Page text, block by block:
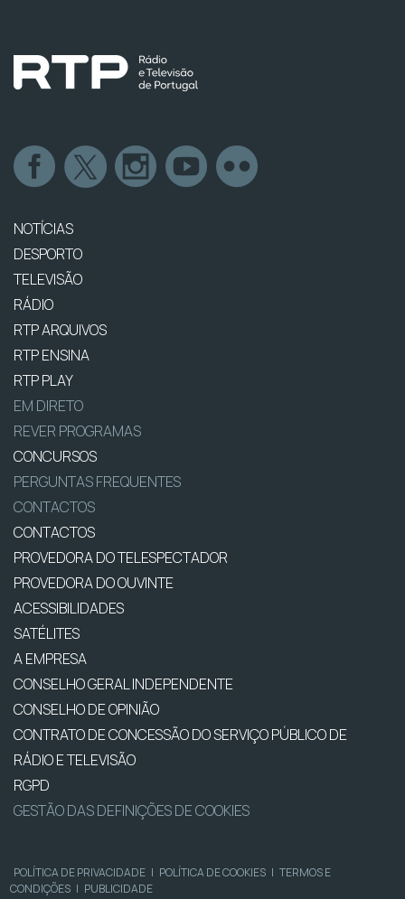
NOTÍCIAS
DESPORTO
TELEVISÃO
RÁDIO
RTP ARQUIVOS
RTP ENSINA
RTP PLAY
EM DIRETO
REVER PROGRAMAS
CONCURSOS
PERGUNTAS FREQUENTES
CONTACTOS
CONTACTOS
PROVEDORA DO TELESPECTADOR
PROVEDORA DO OUVINTE
ACESSIBILIDADES
SATÉLITES
A EMPRESA
CONSELHO GERAL INDEPENDENTE
CONSELHO DE OPINIÃO
CONTRATO DE CONCESSÃO DO SERVIÇO PÚBLICO DE
RÁDIO E TELEVISÃO
RGPD
GESTÃO DAS DEFINIÇÕES DE COOKIES
POLÍTICA DE PRIVACIDADE | POLÍTICA DE COOKIES | TERMOS E
CONDIÇÕES | PUBLICIDADE